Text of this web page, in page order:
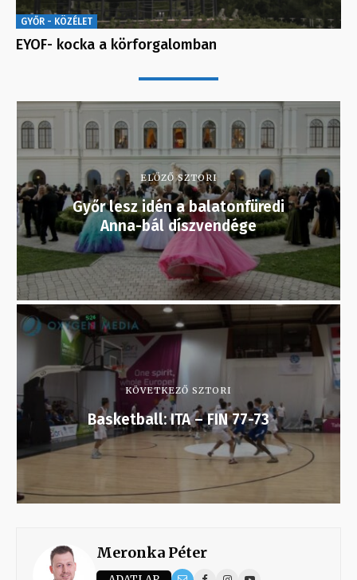
GYŐR - KÖZÉLET
EYOF- kocka a körforgalomban
ELŐZŐ SZTORI
Győr lesz idén a balatonfüredi
Anna-bál díszvendége
KÖVETKEZŐ SZTORI
Basketball: ITA – FIN 77-73
Meronka Péter